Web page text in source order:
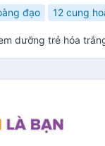
đạo
12 cung
dưỡng trẻ hóa